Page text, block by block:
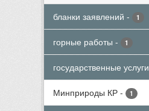
бланки заявлений - 1
горные работы - 1
государственные услуги
Минприроды КР - 1